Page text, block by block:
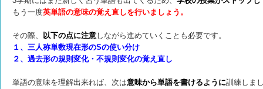
もう一度英単語の意味の覚え直しを行いましょう。
その際、 以下の点に注意しながら進めていくことも必要です。
１、三人称単数現在形のSの使い分け
２、過去形の規則変化・不規則変化の覚え直し
単語の意味を理解出来れば、次は意味から単語を書けるように訓練しま